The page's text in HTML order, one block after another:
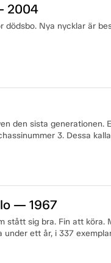
2004
dödsbo. Nya nycklar är
den sista generationen.
3. Dessa
— 1967
stått sig bra. Fin att köra.
ett år, i 337